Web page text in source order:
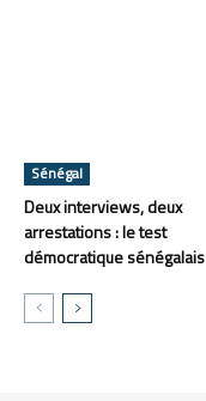
Sénégal
Deux interviews, deux
arrestations : le test
démocratique sénégalais